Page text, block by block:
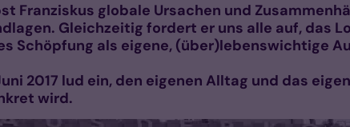
Franziskus globale Ursachen und
Gleichzeitig fordert er uns alle auf, das
Schöpfung als eigene, (über)lebenswichtige
2017 lud ein, den eigenen Alltag und das
wird.